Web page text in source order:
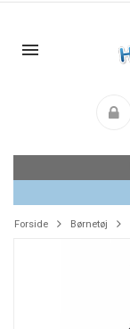
Forside Børnetøj